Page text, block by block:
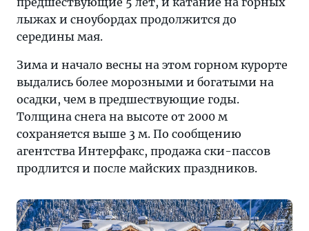
в
2018/2019 г.
самым
снежным
за
предшествующие
5
лет,
и
на
горных
лыжах и сноубордах продолжится до
середины мая.
Зима и начало весны на этом горном курорте
выдались более морозными и богатыми на
осадки, чем в предшествующие годы.
Толщина снега на высоте от 2000 м
сохраняется выше 3 м. По сообщению
агентства Интерфакс, продажа ски-пассов
продлится и после майских праздников.